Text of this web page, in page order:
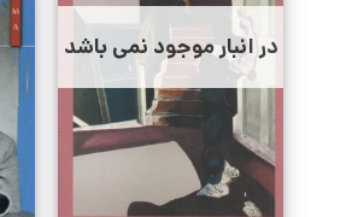
در انبار موجود نمی باشد